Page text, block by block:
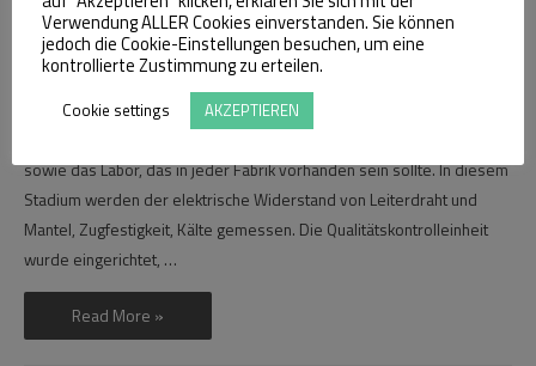
Kommentar verfassen/Chemical,Energy,Industry,Manufacturing
Materials ,Uncategorized/ Vonadmin
Die Bedeutung der Qualitätskontrolle, ihre Geschichte und ihre
Phasen in der Draht- und Kabelindustrie Eine der wichtigsten Stufen
sowie das Labor, das in jeder Fabrik vorhanden sein sollte. In diesem
Stadium werden der elektrische Widerstand von Leiterdraht und
Mantel, Zugfestigkeit, Kälte gemessen. Die Qualitätskontrolleinheit
wurde eingerichtet, …
Die
Bedeutung
der
Read More »
Verwendung ALLER Cookies einverstanden. Sie können
jedoch die Cookie-Einstellungen besuchen, um eine
kontrollierte Zustimmung zu erteilen.
Cookie settings AKZEPTIEREN